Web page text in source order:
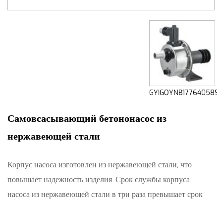
Самовсасывающий бетононасос из
нержавеющей стали
Корпус насоса изготовлен из нержавеющей стали, что
повышает надежность изделия. Срок службы корпуса
насоса из нержавеющей стали в три раза превышает срок